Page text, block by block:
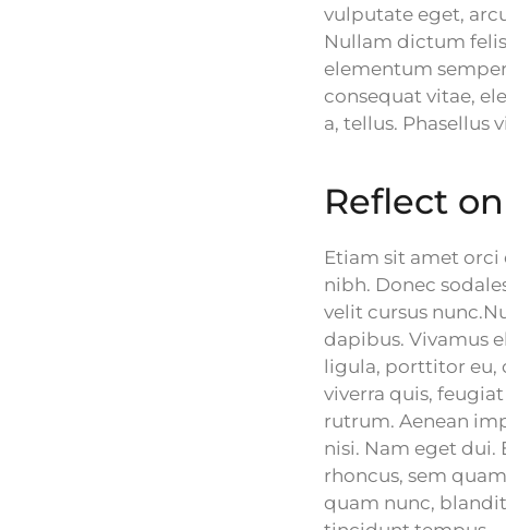
vulputate eget,
Nullam dictum
elementum
consequat vitae,
a, tellus. Phasellus
Reflect
Etiam sit amet orci
nibh. Donec
velit cursus
dapibus. Vivamus
ligula, porttitor eu,
viverra quis,
rutrum. Aenean
nisi. Nam eget dui.
rhoncus, sem
quam nunc,